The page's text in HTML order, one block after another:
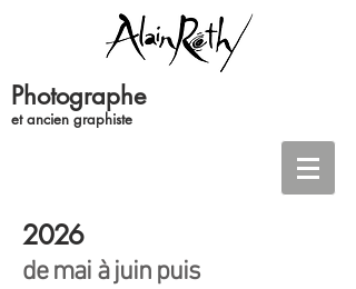
Photographe
et ancien graphiste
2026
de mai à juin puis